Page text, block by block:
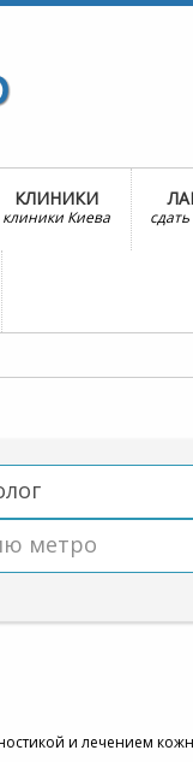
КЛИНИКИ
клиники Киева
метро
и лечением